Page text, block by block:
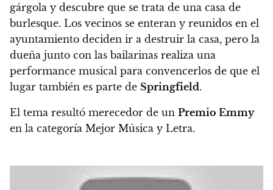
gárgola y descubre que se trata de una casa de
burlesque. Los vecinos se enteran y reunidos en el
ayuntamiento deciden ir a destruir la casa, pero la
dueña junto con las bailarinas realiza una
performance musical para convencerlos de que el
lugar también es parte de Springfield.
El tema resultó merecedor de un Premio Emmy
en la categoría Mejor Música y Letra.